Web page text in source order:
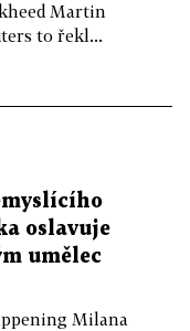
Martin
to řekl...
oslavuje
umělec
Milana